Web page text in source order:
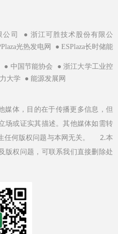
司 ● 浙江可胜技术股份有限公
光热发电网 ● ESPlaza长时储能
● 中国节能协会 ●浙江大学工业控
大学 ● 能源发展网
媒体，目的在于传播更多信息，但
场或证实其描述。其他媒体如需转
任何版权问题与本网无关。 2.本
版权问题，可联系我们直接删除处